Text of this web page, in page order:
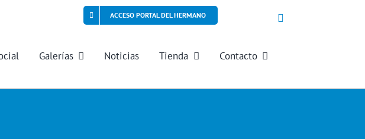
ACCESO PORTAL DEL HERMANO
Galerías Noticias Tienda Contacto